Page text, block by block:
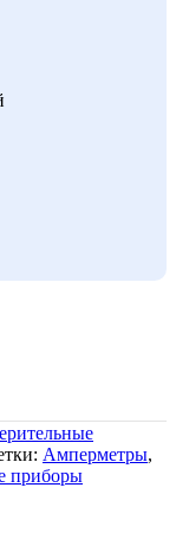
Амперметры,
приборы